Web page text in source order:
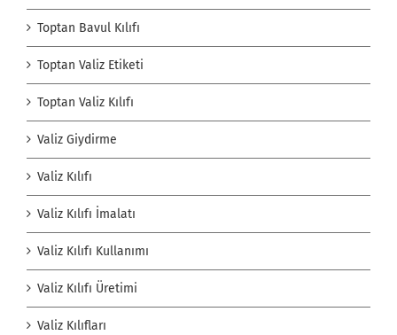
Toptan Bavul Kılıfı
Toptan Valiz Etiketi
Toptan Valiz Kılıfı
Valiz Giydirme
Valiz Kılıfı
Valiz Kılıfı İmalatı
Valiz Kılıfı Kullanımı
Valiz Kılıfı Üretimi
Valiz Kılıfları